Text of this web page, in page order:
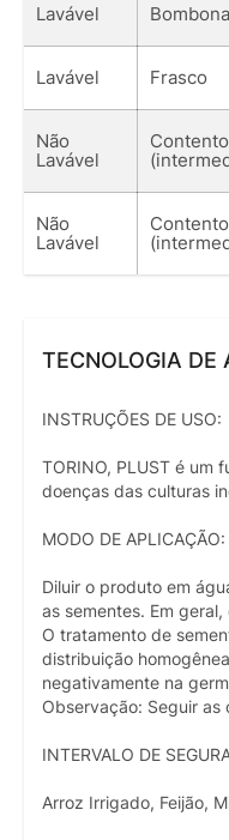
Lavável Bombona
Lavável Frasco
Não
Lavável
Não
Lavável
TECNOLOGIA DE
INSTRUÇÕES DE USO:
TORINO, PLUST é um
doenças das culturas
MODO DE APLICAÇÃO:
Diluir o produto em
as sementes. Em
O tratamento de
distribuição
negativamente na
Observação: Seguir as
INTERVALO DE
Arroz Irrigado, Feijão,